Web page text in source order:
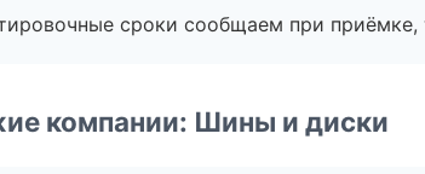
сроки сообщаем при
компании: Шины и диски